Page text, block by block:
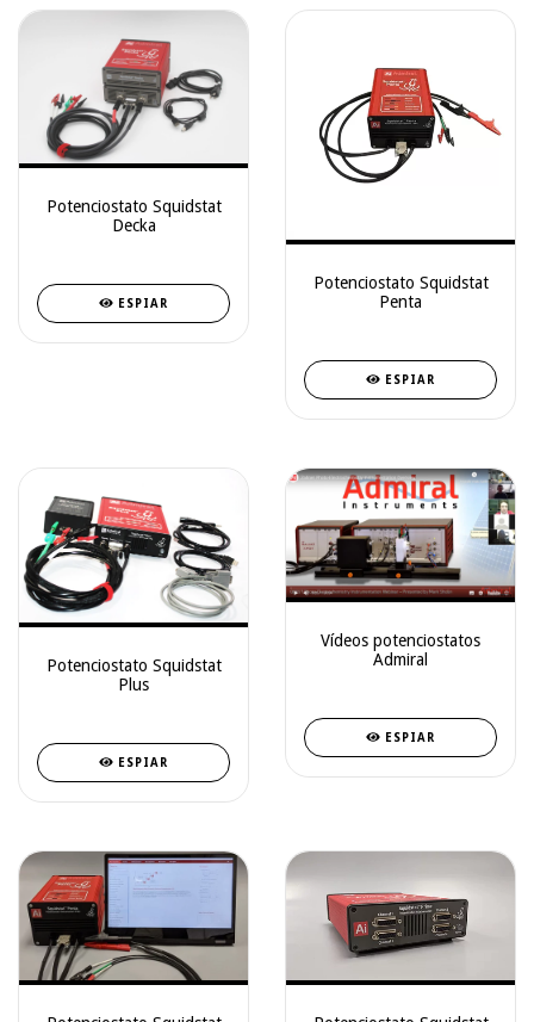
Potenciostato Squidstat
Decka
ESPIAR
Potenciostato Squidstat
Penta
ESPIAR
Potenciostato Squidstat
Plus
ESPIAR
Vídeos potenciostatos
Admiral
ESPIAR